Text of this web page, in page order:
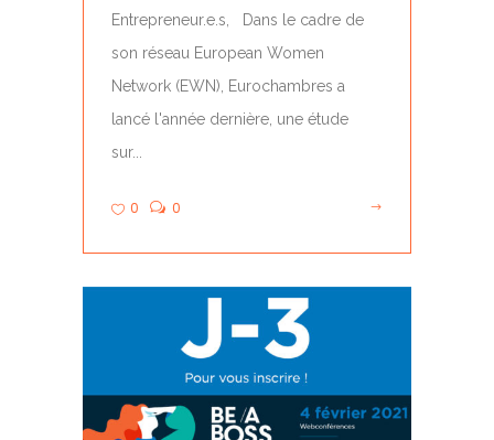
Entrepreneur.e.s, Dans le cadre de
son réseau European Women
Network (EWN), Eurochambres a
lancé l'année dernière, une étude
sur...
0 0